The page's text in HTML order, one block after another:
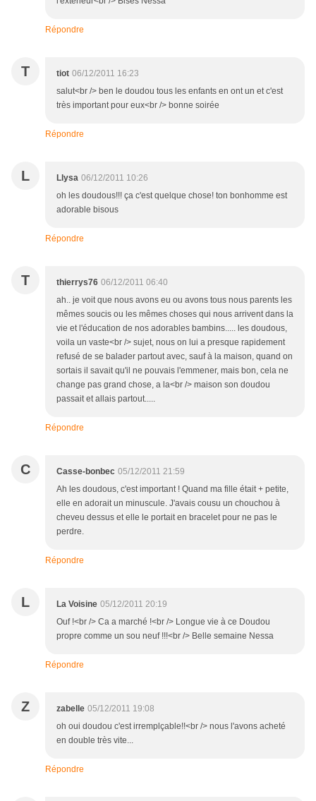
Répondre
T tiot 06/12/2011 16:23
salut<br /> ben le doudou tous les enfants en ont un et c'est
très important pour eux<br /> bonne soirée
Répondre
L Llysa 06/12/2011 10:26
oh les doudous!!! ça c'est quelque chose! ton bonhomme est
adorable bisous
Répondre
T thierrys76 06/12/2011 06:40
ah.. je voit que nous avons eu ou avons tous nous parents les
mêmes soucis ou les mêmes choses qui nous arrivent dans la
vie et l'éducation de nos adorables bambins..... les doudous,
voila un vaste<br /> sujet, nous on lui a presque rapidement
refusé de se balader partout avec, sauf à la maison, quand on
sortais il savait qu'il ne pouvais l'emmener, mais bon, cela ne
change pas grand chose, a la<br /> maison son doudou
passait et allais partout.....
Répondre
C Casse-bonbec 05/12/2011 21:59
Ah les doudous, c'est important ! Quand ma fille était + petite,
elle en adorait un minuscule. J'avais cousu un chouchou à
cheveu dessus et elle le portait en bracelet pour ne pas le
perdre.
Répondre
L La Voisine 05/12/2011 20:19
Ouf !<br /> Ca a marché !<br /> Longue vie à ce Doudou
propre comme un sou neuf !!!<br /> Belle semaine Nessa
Répondre
Z zabelle 05/12/2011 19:08
oh oui doudou c'est irremplçable!!<br /> nous l'avons acheté
en double très vite...
Répondre